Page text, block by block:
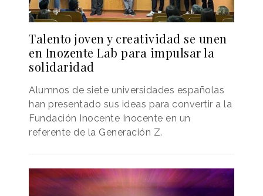
Talento joven y creatividad se unen
en Inozente Lab para impulsar la
solidaridad
Alumnos de siete universidades españolas
han presentado sus ideas para convertir a la
Fundación Inocente Inocente en un
referente de la Generación Z.